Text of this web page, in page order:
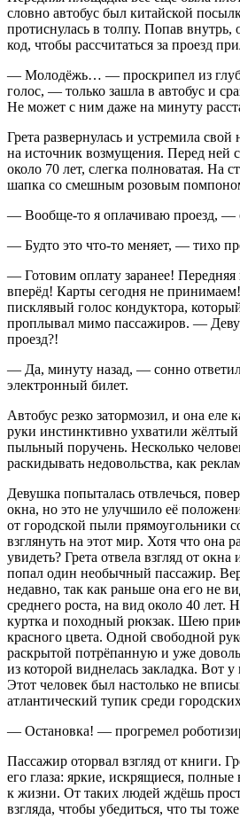
словно автобус был китайской
протиснулась в толпу. Попав внутрь,
код, чтобы рассчитаться за проезд
— Молодёжь… — проскрипел из
голос, — только зашла в автобус и
Не может с ним даже на минуту
Грета развернулась и устремила свой
на источник возмущения. Перед ней
около 70 лет, слегка полноватая. На
шапка со смешным розовым
— Вообще-то я оплачиваю проезд, —
— Будто это что-то меняет, — тихо
— Готовим оплату заранее!
вперёд! Карты сегодня не
писклявый голос кондуктора,
проплывал мимо пассажиров. —
проезд?!
— Да, минуту назад, — сонно
электронный билет.
Автобус резко затормозил, и она еле
руки инстинктивно ухватили
пыльный поручень. Несколько
раскидывать недовольства, как
Девушка попыталась отвлечься,
окна, но это не улучшило её
от городской пыли прямоугольники
взглянуть на этот мир. Хотя что она
увидеть? Грета отвела взгляд от
попал один необычный пассажир.
недавно, так как раньше она его не
среднего роста, на вид около 40 лет.
куртка и походный рюкзак. Шею
красного цвета. Одной свободной
раскрытой потрёпанную и уже
из которой виднелась закладка. Вот
Этот человек был настолько не
атлантический тупик среди
— Остановка! — прогремел
Пассажир оторвал взгляд от книги.
его глаза: яркие, искрящиеся,
к жизни. От таких людей ждёшь
взгляда, чтобы убедиться, что ты